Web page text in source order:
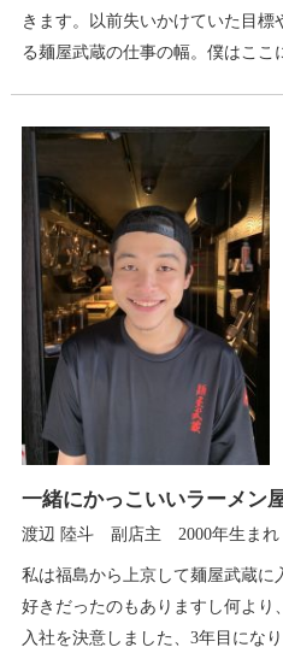
きます。以前失いかけていた目
る麺屋武蔵の仕事の幅。僕はここ
一緒にかっこいいラーメン
渡辺 陸斗 副店主 2000年生ま
私は福島から上京して麺屋武蔵に
好きだったのもありますし何より
入社を決意しました、3年目にな